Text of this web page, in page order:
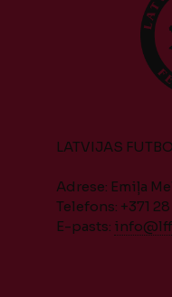
LATVIJAS
Adrese: Emiļa
Telefons: +371
E-pasts: